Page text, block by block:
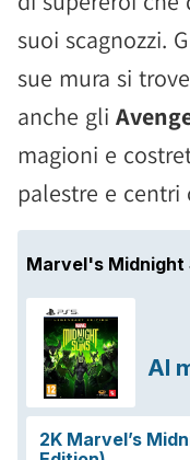
suoi scagnozzi.
sue mura si
anche gli
magioni e
palestre e centri